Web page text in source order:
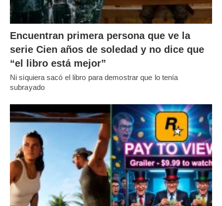
Encuentran primera persona que ve la
serie Cien años de soledad y no dice que
“el libro está mejor”
Ni siquiera sacó el libro para demostrar que lo tenía
subrayado